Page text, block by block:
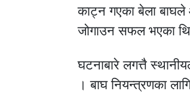
काट्न गएका बेला
जोगाउन सफल भएका
घटनाबारे लगत्तै
। बाघ नियन्त्रणका